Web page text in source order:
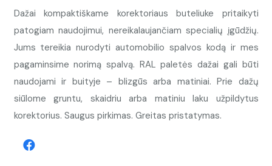
Dažai kompaktiškame korektoriaus buteliuke pritaikyti
patogiam naudojimui, nereikalaujančiam specialių įgūdžių.
Jums tereikia nurodyti automobilio spalvos kodą ir mes
pagaminsime norimą spalvą. RAL paletės dažai gali būti
naudojami ir buityje – blizgūs arba matiniai. Prie dažų
siūlome gruntu, skaidriu arba matiniu laku užpildytus
korektorius. Saugus pirkimas. Greitas pristatymas.